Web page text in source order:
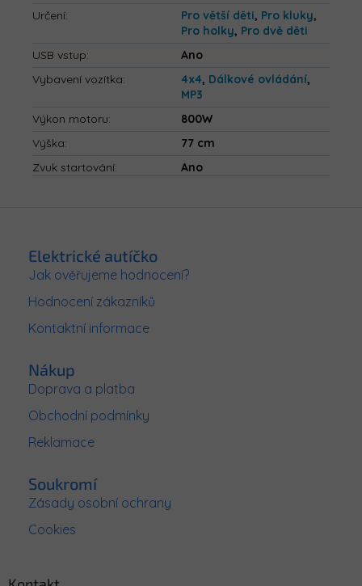
Určení: Pro větší děti, Pro kluky,
Pro holky, Pro dvě děti
USB vstup:
Ano
Vybavení vozítka: 4x4, Dálkové ovládání,
MP3
Výkon motoru:
800W
Výška:
77 cm
Zvuk startování: Ano
Elektrické autíčko
Jak ověřujeme hodnocení?
Hodnocení zákazníků
Kontaktní informace
Nákup
Doprava a platba
Obchodní podmínky
Reklamace
Soukromí
Zásady osobní ochrany
Cookies